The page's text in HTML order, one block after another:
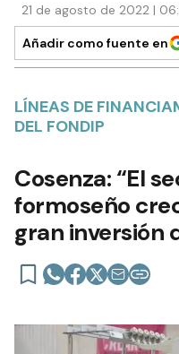
21 de agosto de 2022 |
Añadir como fuente en
LÍNEAS DE
DEL FONDIP
Cosenza: “El
formoseño
gran inversión